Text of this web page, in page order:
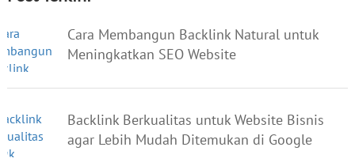
Cara Membangun Backlink Natural untuk
Meningkatkan SEO Website
Backlink Berkualitas untuk Website Bisnis
agar Lebih Mudah Ditemukan di Google